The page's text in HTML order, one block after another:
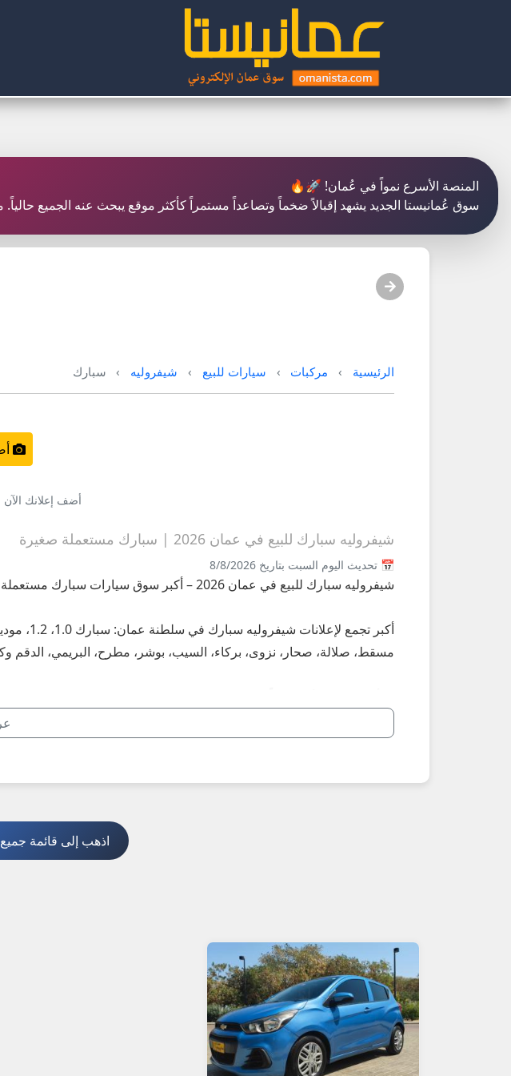
المنصة الأسرع نمواً في عُمان! 🚀🔥
سوق عُمانيستا الجديد يشهد إقبالاً ضخماً وتصاعداً مستمراً كأكثر موقع يبحث عنه الجميع
الرئيسية مركبات سيارات للبيع شيفروليه سبارك
أضف إعلان جديد
أضف إعلانك الآن
شيفروليه سبارك للبيع في عمان 2026 | سبارك مستعملة صغيرة
📅 تحديث اليوم السبت بتاريخ 8/8/2026
شيفروليه سبارك للبيع في عمان 2026 – أكبر سوق سيارات سبارك مستعملة على عُمانيستا
مسقط، صلالة، صحار، نزوى، بركاء، السيب، بوشر، مطرح، البريمي، الدقم وكل
- سبارك 2016–2020: اقتصادية يومية
1. اطلب صور حديثة + فحص شامل + تقرير عن حالة الهيكل.
اذهب إلى قائمة